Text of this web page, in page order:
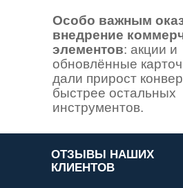
Особо важным
внедрение
элементов: акции и
обновлённые
дали прирост
быстрее остальных
инструментов.
ОТЗЫВЫ НАШИХ
КЛИЕНТОВ